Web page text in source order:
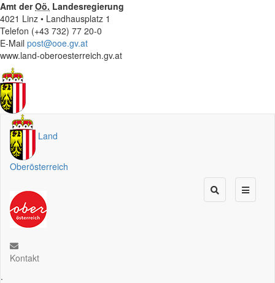
Amt derOö. Landesregierung
4021 Linz • Landhausplatz 1
Telefon (+43 732) 77 20-0
E-Mail post@ooe.gv.at
www.land-oberoesterreich.gv.at
Land
Oberösterreich
Kontakt
.